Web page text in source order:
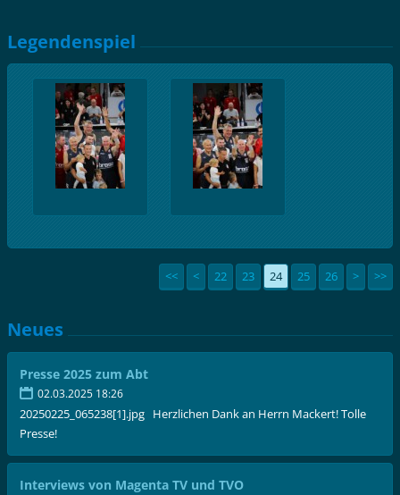
Legendenspiel
<< < 22 23 24 25 26 > >>
Neues
Presse 2025 zum Abt
02.03.2025 18:26
20250225_065238[1].jpg Herzlichen Dank an Herrn Mackert! Tolle
Presse!
Interviews von Magenta TV und TVO